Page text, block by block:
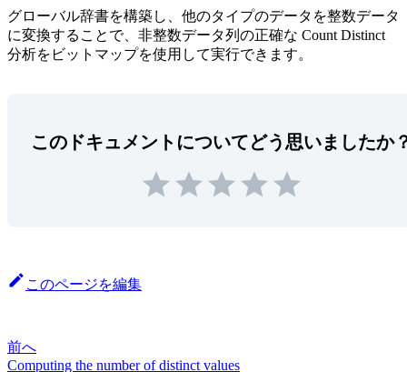
グローバル辞書を構築し、他のタイプのデータを整数データ
に変換することで、非整数データ列の正確な Count Distinct
分析をビットマップを使用して実行できます。
このドキュメントについてどう思いましたか
このページを編集
前へ
Computing the number of distinct values